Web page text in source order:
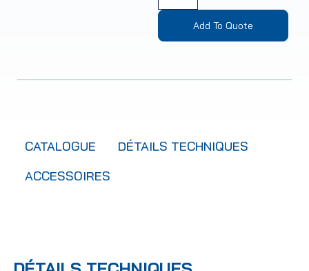
Add To Quote
CATALOGUE
DÉTAILS TECHNIQUES
ACCESSOIRES